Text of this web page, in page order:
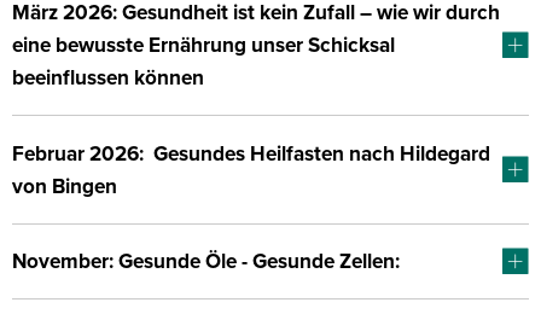
März 2026: Gesundheit ist kein Zufall – wie wir durch
eine bewusste Ernährung unser Schicksal
beeinflussen können
Februar 2026: Gesundes Heilfasten nach Hildegard
von Bingen
November: Gesunde Öle - Gesunde Zellen: